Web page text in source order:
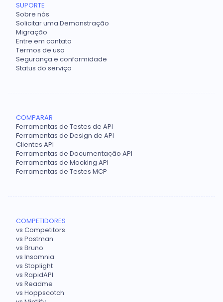
SUPORTE
Sobre nós
Solicitar uma Demonstração
Migração
Entre em contato
Termos de uso
Segurança e conformidade
Status do serviço
COMPARAR
Ferramentas de Testes de API
Ferramentas de Design de API
Clientes API
Ferramentas de Documentação API
Ferramentas de Mocking API
Ferramentas de Testes MCP
COMPETIDORES
vs Competitors
vs Postman
vs Bruno
vs Insomnia
vs Stoplight
vs RapidAPI
vs Readme
vs Hoppscotch